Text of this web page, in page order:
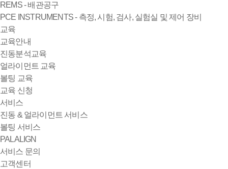
REMS - 배관공구
PCE INSTRUMENTS - 측정, 시험, 검사, 실험실 및 제어 장비
교육
교육안내
진동분석교육
얼라이먼트 교육
볼팅 교육
교육 신청
서비스
진동 & 얼라이먼트 서비스
볼팅 서비스
PALALIGN
서비스 문의
고객센터